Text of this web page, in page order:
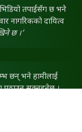
तपाईंसँग छ भने
नागरिकको दायित्व
छ ।’
छन् भने हामीलाई
पठाउन सक्नुहुनेछ ।